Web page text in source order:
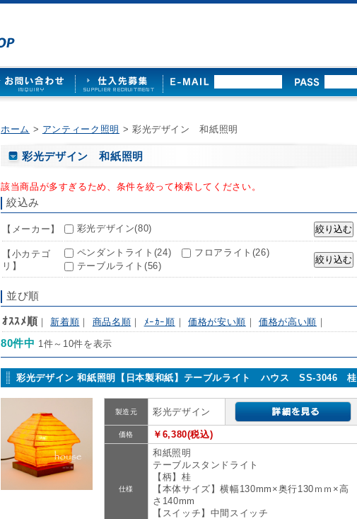
ホーム > アンティーク照明 > 彩光デザイン 和紙照明
彩光デザイン 和紙照明
該当商品が多すぎるため、条件を絞って検索してください。
絞込み
【メーカー】 彩光デザイン(80)
【小カテゴ
リ】
ペンダントライト(24)
フロアライト(26)
テーブルライト(56)
並び順
ｵｽｽﾒ順 ｜ 新着順 ｜ 商品名順 ｜ ﾒｰｶｰ順 ｜価格が安い順 ｜価格が高い順 ｜
80件中 1件～10件を表示
彩光デザイン 和紙照明【日本製和紙】テーブルライト ハウス SS-3046 桂
製造元 彩光デザイン
価格 ￥6,380(税込)
仕様
和紙照明
テーブルスタンドライト
【柄】桂
【本体サイズ】横幅130mm×奥行130ｍｍ×高
さ140mm
【スイッチ】中間スイッチ